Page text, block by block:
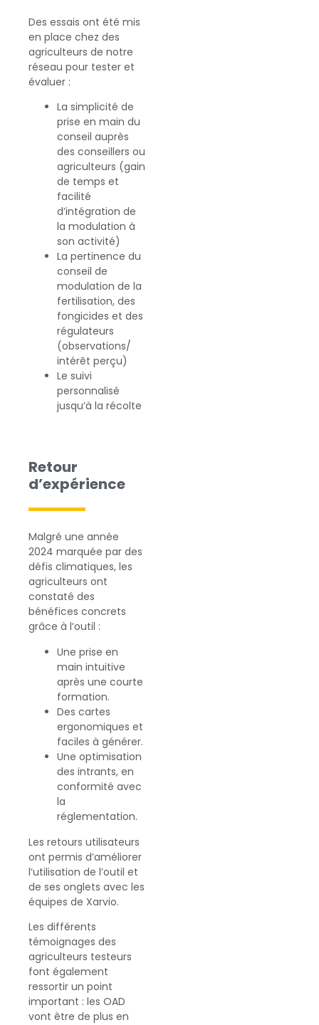
Des essais ont été mis
en place chez des
agriculteurs de notre
réseau pour tester et
évaluer :
La simplicité de
prise en main du
conseil auprès
des conseillers ou
agriculteurs (gain
de temps et
facilité
d’intégration de
la modulation à
son activité)
La pertinence du
conseil de
modulation de la
fertilisation, des
fongicides et des
régulateurs
(observations/
intérêt perçu)
Le suivi
personnalisé
jusqu’à la récolte
Retour
d’expérience
Malgré une année
2024 marquée par des
défis climatiques, les
agriculteurs ont
constaté des
bénéfices concrets
grâce à l’outil :
Une prise en
main intuitive
après une courte
formation.
Des cartes
ergonomiques et
faciles à générer.
Une optimisation
des intrants, en
conformité avec
la
réglementation.
Les retours utilisateurs
ont permis d’améliorer
l’utilisation de l’outil et
de ses onglets avec les
équipes de Xarvio.
Les différents
témoignages des
agriculteurs testeurs
font également
ressortir un point
important : les OAD
vont être de plus en